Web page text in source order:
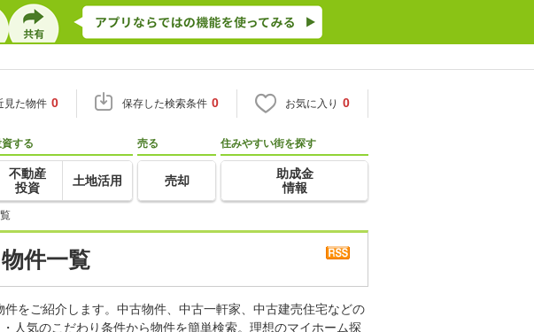
見た物件 0 保存した検索条件 0 お気に入り 0
する
不動産
投資
土地活用
売る
売却
住みやすい街を探す
助成金
情報
件一覧
をご紹介します。中古物件、中古一軒家、中古建売住宅などの
人気のこだわり条件から物件を簡単検索。理想のマイホーム探